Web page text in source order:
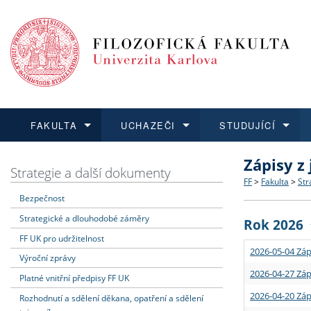
FAKULTA
Dozvědět se více
Struktura
Strategie
Podpora
UCHAZEČI
Podat přihlášku
Co
Učitelské
STUDUJÍCÍ
Dozvědět se více
Rigorózní
Dozvědět se více
O vědě a
Granty a
Dozvědět se více
Aktuální
Strategie a další dokumenty
Bezpečnost
Strategické a dlouhodobé záměry
FF UK pro udržitelnost
Výroční zprávy
Platné vnitřní předpisy FF UK
Rozhodnutí a sdělení děkana, opatření a sdělení
Zápisy
FF > Fakulta >
Rok 2026
2026-05-04
2026-04-27
2026-04-20